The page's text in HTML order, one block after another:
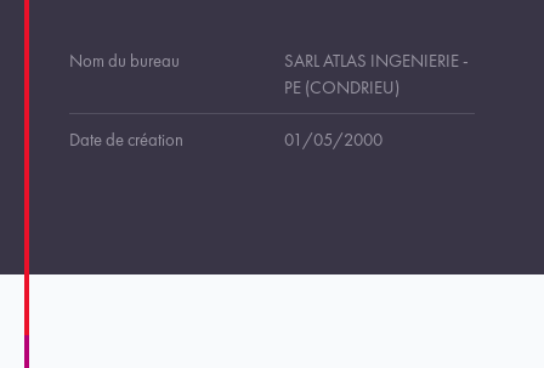
Nom du bureau
SARL ATLAS INGENIERIE -
PE (CONDRIEU)
Date de création 01/05/2000